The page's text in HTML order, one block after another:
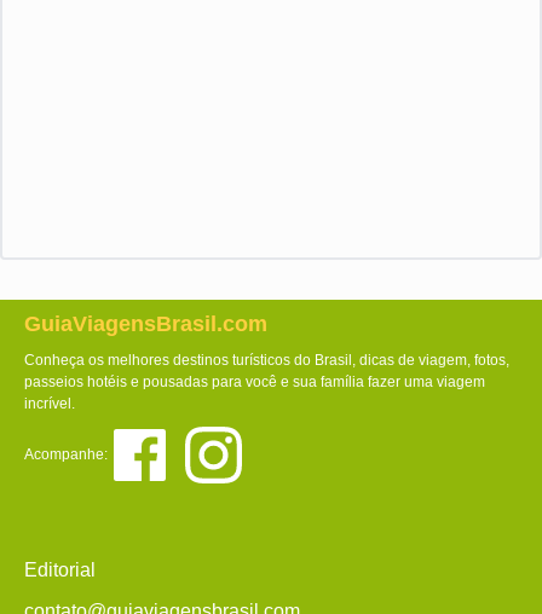
GuiaViagensBrasil.com
Conheça os melhores destinos turísticos do Brasil, dicas de viagem, fotos,
passeios hotéis e pousadas para você e sua família fazer uma viagem
incrível.
Acompanhe:
Editorial